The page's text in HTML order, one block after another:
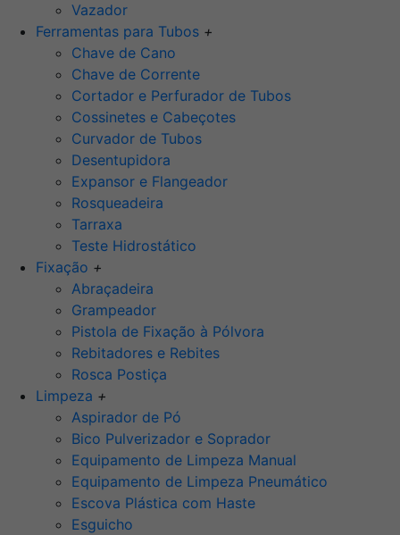
Vazador
Ferramentas para Tubos +
Chave de Cano
Chave de Corrente
Cortador e Perfurador de Tubos
Cossinetes e Cabeçotes
Curvador de Tubos
Desentupidora
Expansor e Flangeador
Rosqueadeira
Tarraxa
Teste Hidrostático
Fixação +
Abraçadeira
Grampeador
Pistola de Fixação à Pólvora
Rebitadores e Rebites
Rosca Postiça
Limpeza +
Aspirador de Pó
Bico Pulverizador e Soprador
Equipamento de Limpeza Manual
Equipamento de Limpeza Pneumático
Escova Plástica com Haste
Esguicho